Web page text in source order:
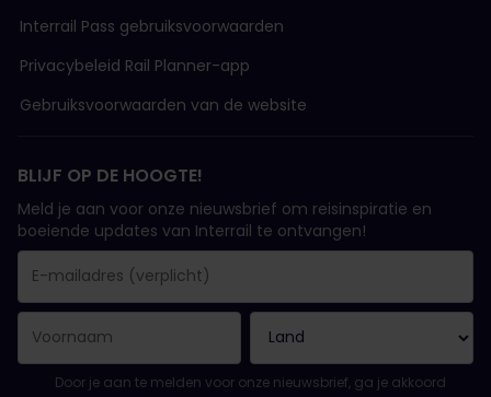
Interrail Pass gebruiksvoorwaarden
Privacybeleid Rail Planner-app
Gebruiksvoorwaarden van de website
BLIJF OP DE HOOGTE!
Meld je aan voor onze nieuwsbrief om reisinspiratie en
boeiende updates van Interrail te ontvangen!
E-mailadres is een verplicht veld!
E-mailadres is ongeldig!
Fout bij het abonneren op de nieuwsbrief. Probeer het later
Je hebt je al geabonneerd op deze nieuwsbrief!
Ga akkoord met de algemene voorwaarden om je in te
Door je aan te melden voor onze nieuwsbrief, ga je akkoord